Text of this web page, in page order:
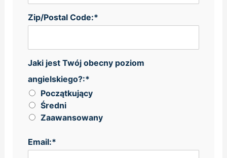
Zip/Postal Code:*
Jaki jest Twój obecny poziom angielskiego?
Jaki jest Twój obecny poziom
angielskiego?:*
Początkujący
Średni
Zaawansowany
Email:*